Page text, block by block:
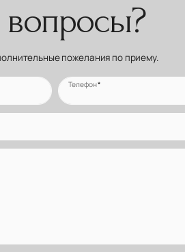
пожелания по приему.
Телефон*